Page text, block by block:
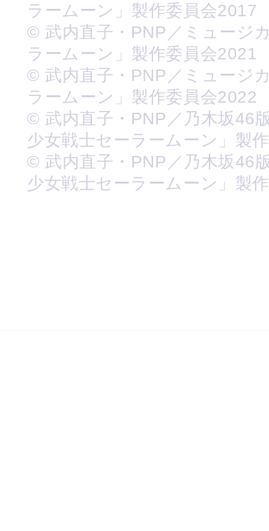
ラームーン」製作委員会2017
© 武内直子・PNP／ミュージ
ラームーン」製作委員会2021
© 武内直子・PNP／ミュージ
ラームーン」製作委員会2022
© 武内直子・PNP／乃木坂46
少女戦士セーラームーン」製
© 武内直子・PNP／乃木坂46
少女戦士セーラームーン」製